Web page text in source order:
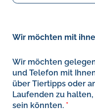
Wir möchten mit
Wir möchten
und Telefon mit
über Tiertipps oder
Laufenden zu
sein könnten.